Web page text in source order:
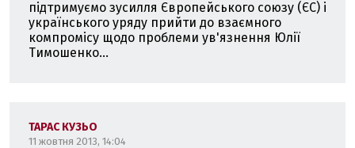
підтримуємо зусилля Європейського союзу (ЄС) і
українського уряду прийти до взаємного
компромісу щодо проблеми ув'язнення Юлії
Тимошенко...
ТАРАС КУЗЬО
11 жовтня 2013, 14:04